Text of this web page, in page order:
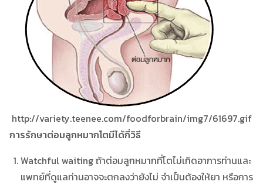
http://variety.teenee.com/foodforbrain/img7/61697.gif
การรักษาต่อมลูกหมากโตมีได้กี่วิธี
Watchful waiting ถ้าต่อมลูกหมากที่โตไม่เกิดอาการท่านและ
แพทย์ที่ดูแลท่านอาจจะตกลงว่ายังไม่ จำเป็นต้องให้ยา หรือการ